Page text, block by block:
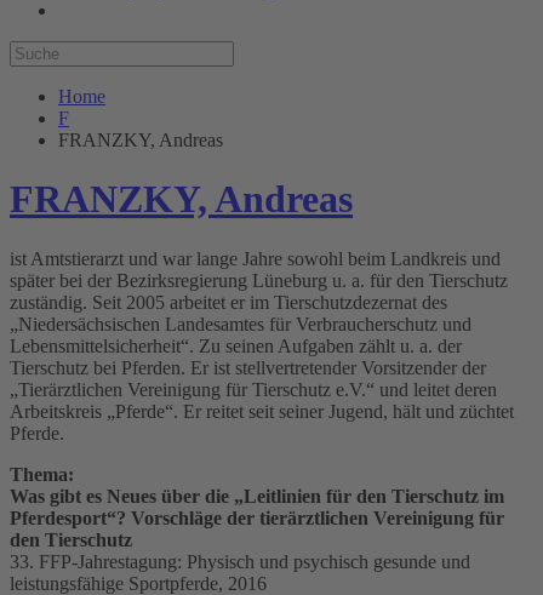
Home
F
FRANZKY, Andreas
FRANZKY, Andreas
ist Amtstierarzt und war lange Jahre sowohl beim Landkreis und
später bei der Bezirksregierung Lüneburg u. a. für den Tierschutz
zuständig. Seit 2005 arbeitet er im Tierschutzdezernat des
„Niedersächsischen Landesamtes für Verbraucherschutz und
Lebensmittelsicherheit“. Zu seinen Aufgaben zählt u. a. der
Tierschutz bei Pferden. Er ist stellvertretender Vorsitzender der
„Tierärztlichen Vereinigung für Tierschutz e.V.“ und leitet deren
Arbeitskreis „Pferde“. Er reitet seit seiner Jugend, hält und züchtet
Pferde.
Thema:
Was gibt es Neues über die „Leitlinien für den Tierschutz im
Pferdesport“? Vorschläge der tierärztlichen Vereinigung für
den Tierschutz
33. FFP-Jahrestagung: Physisch und psychisch gesunde und
leistungsfähige Sportpferde, 2016